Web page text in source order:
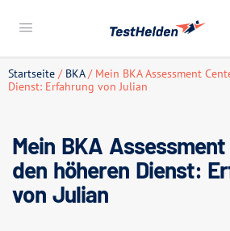
Startseite / BKA/ Mein BKA Assessment
Dienst: Erfahrung von Julian
Mein BKA
den höheren Dienst:
von Julian